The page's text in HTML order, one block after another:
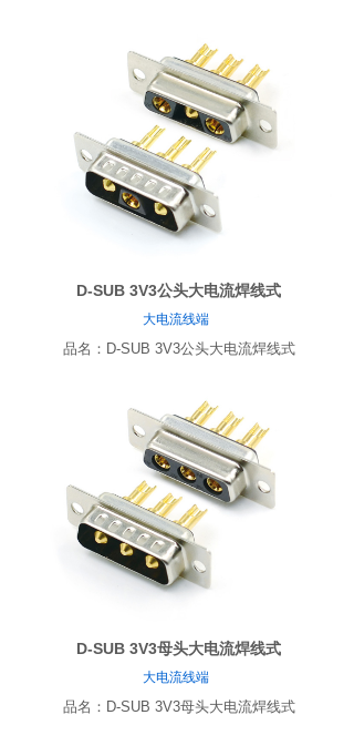
D-SUB 3V3公头大电流焊线式
大电流线端
品名： D-SUB 3V3公头大电流焊线式
D-SUB 3V3母头大电流焊线式
大电流线端
品名：D-SUB 3V3母头大电流焊线式